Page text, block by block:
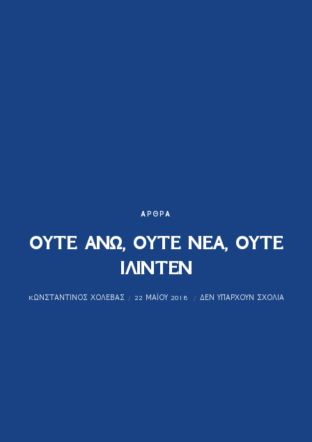
ΆΡΘΡΑ
ΟΥΤΕ ΑΝΩ, ΟΥΤΕ ΝΕΑ, ΟΥΤΕ
ΙΛΙΝΤΕΝ
KΩΝΣΤΑΝΤΊΝΟΣ ΧΟΛΈΒΑΣ 22 ΜΑΪ́ΟΥ 2018 ΔΕΝ ΥΠΆΡΧΟΥΝ ΣΧΌΛΙΑ